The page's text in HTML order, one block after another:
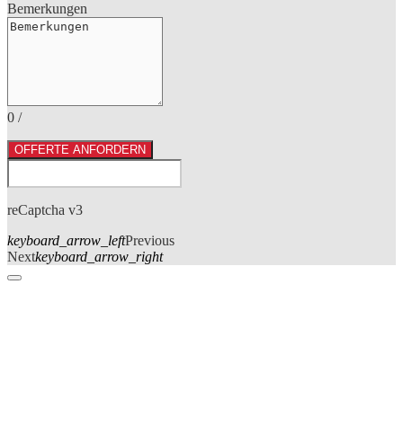
Bemerkungen
0 /
OFFERTE ANFORDERN
reCaptcha v3
keyboard_arrow_leftPrevious
Nextkeyboard_arrow_right